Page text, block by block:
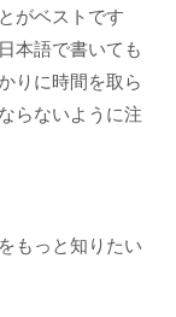
がベストです
本語で書いても
りに時間を取ら
らないように注
もっと知りたい